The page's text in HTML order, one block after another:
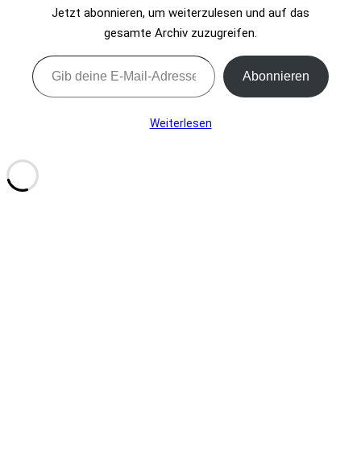
Jetzt abonnieren, um weiterzulesen und auf das
gesamte Archiv zuzugreifen.
Gib deine E-Mail-Adresse ein ...
Abonnieren
Weiterlesen